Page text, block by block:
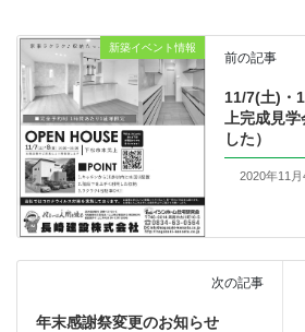
新築イベント情報
前の記事
11/7(土)・
上完成見
した）
2020年11月
次の記事
年末感謝祭変更のお知らせ